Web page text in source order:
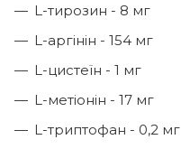
L-тирозин - 8 мг
L-аргінін - 154 мг
L-цистеїн - 1 мг
L-метіонін - 17 мг
L-триптофан - 0,2 мг